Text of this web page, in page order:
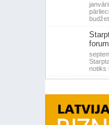
notiks